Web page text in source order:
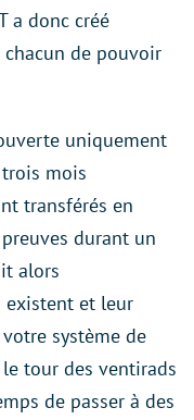
a donc créé
de pouvoir
uniquement
mois
transférés en
durant un
alors
existent et leur
système de
tour des ventirads
de passer à des